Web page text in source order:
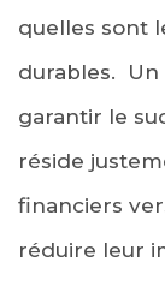
quelles sont
durables. Un
garantir le
réside
financiers
réduire leur